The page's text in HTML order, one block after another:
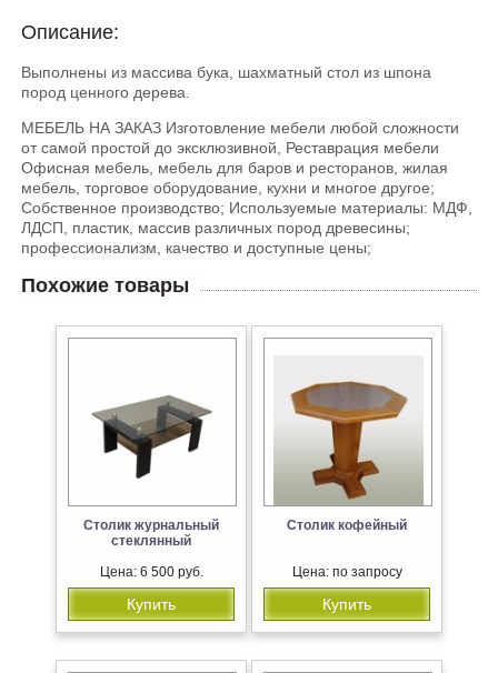
Описание:
Выполнены из массива бука, шахматный стол из шпона
пород ценного дерева.
МЕБЕЛЬ НА ЗАКАЗ Изготовление мебели любой сложности
от самой простой до эксклюзивной, Реставрация мебели
Офисная мебель, мебель для баров и ресторанов, жилая
мебель, торговое оборудование, кухни и многое другое;
Собственное производство; Используемые материалы: МДФ,
ЛДСП, пластик, массив различных пород древесины;
профессионализм, качество и доступные цены;
Похожие товары
Столик журнальный
стеклянный
Цена: 6 500 руб.
Купить
Столик кофейный
Цена: по запросу
Купить